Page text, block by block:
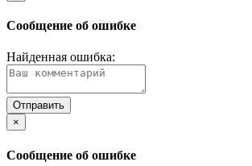
Сообщение об ошибке
Найденная ошибка:
×
Сообщение об ошибке